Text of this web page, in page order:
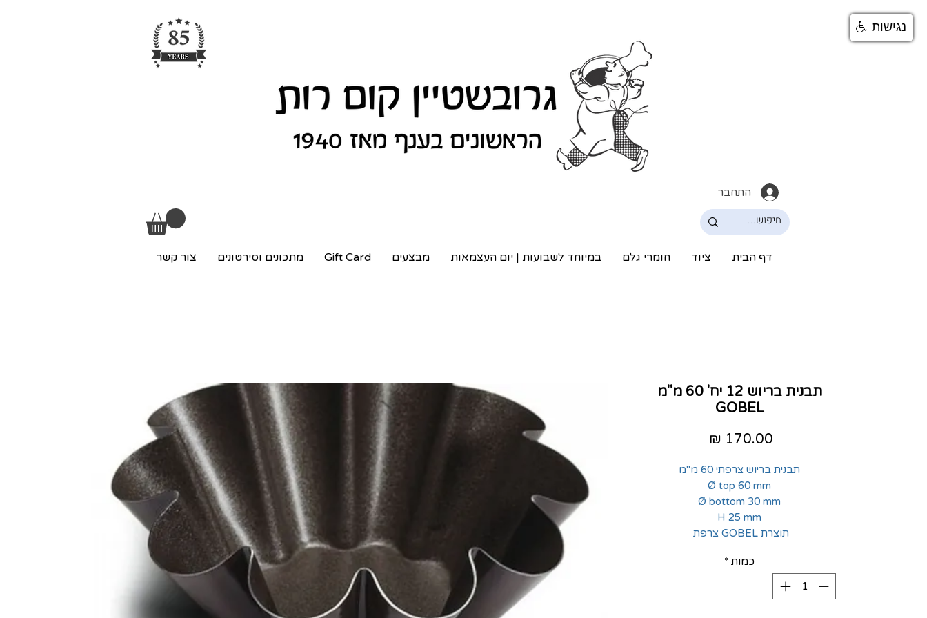
התחבר
דף הבית ציוד חומרי גלם במיוחד לשבועות | יום העצמאות מבצעים Gift Card מתכונים וסירטונים צור קשר
תבנית בריוש 12 יח' 60 מ"מ
GOBEL
תבנית בריוש צרפתי 60 מ"מ
Ø top 60 mm
Ø bottom 30 mm
H 25 mm
תוצרת GOBEL צרפת
כמות *
נגישות